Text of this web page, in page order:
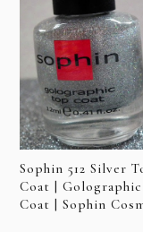
Sophin 512 Silver
Coat |
Coat | Sophin